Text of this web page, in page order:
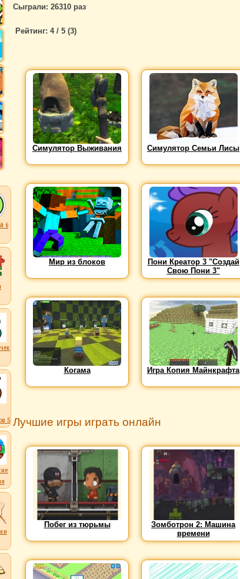
6
5
Сыграли: 26310 раз
Рейтинг: 4/ 5 (3)
Симулятор Выживания Симулятор Семьи Лисы
Мир из блоков
Пони Креатор 3 "Создай
Свою Пони 3"
Когама Игра Копия Майнкрафта
Лучшие игры играть онлайн
Побег из тюрьмы
Зомботрон 2: Машина
времени